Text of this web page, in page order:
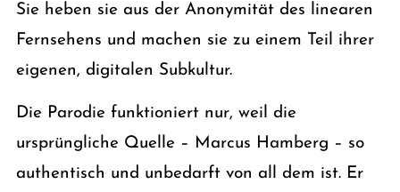
Sie heben sie aus der Anonymität des linearen
Fernsehens und machen sie zu einem Teil ihrer
eigenen, digitalen Subkultur.
Die Parodie funktioniert nur, weil die
ursprüngliche Quelle – Marcus Hamberg – so
authentisch und unbedarft von all dem ist. Er